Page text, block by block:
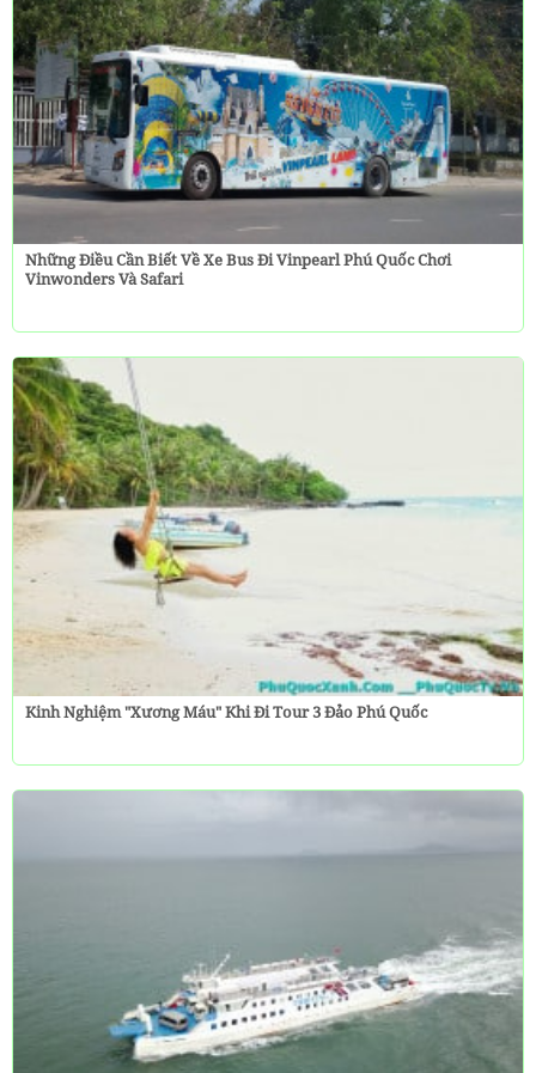
Những Điều Cần Biết Về Xe Bus Đi Vinpearl Phú Quốc Chơi
Vinwonders Và Safari
Kinh Nghiệm "Xương Máu" Khi Đi Tour 3 Đảo Phú Quốc